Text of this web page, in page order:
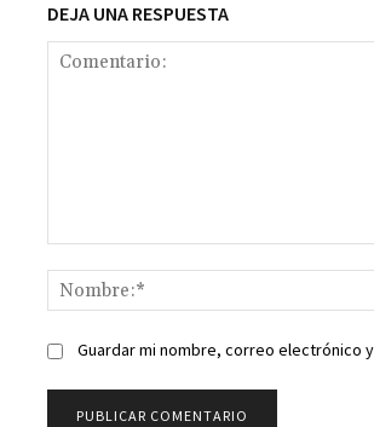
DEJA UNA RESPUESTA
Guardar mi nombre, correo electrónico